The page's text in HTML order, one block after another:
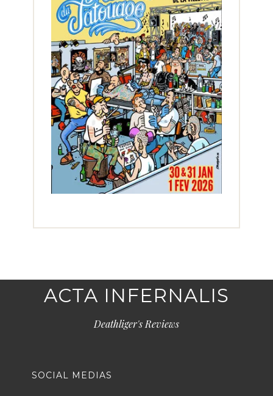
ACTA INFERNALIS
Deathliger's Reviews
SOCIAL MEDIAS